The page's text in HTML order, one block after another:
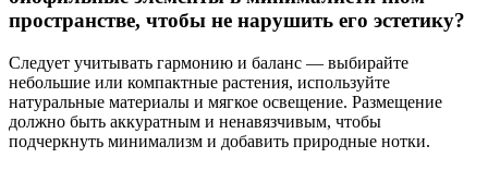
пространстве, чтобы не нарушить его эстетику?
Следует учитывать гармонию и баланс — выбирайте
небольшие или компактные растения, используйте
натуральные материалы и мягкое освещение. Размещение
должно быть аккуратным и ненавязчивым, чтобы
подчеркнуть минимализм и добавить природные нотки.